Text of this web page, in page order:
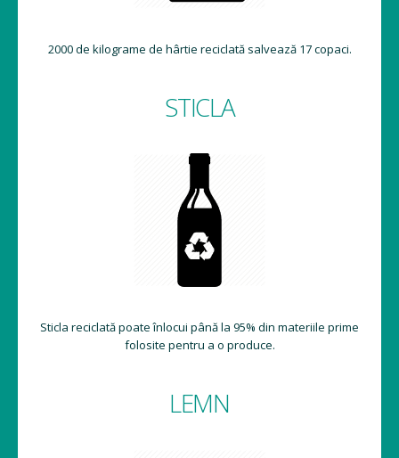
2000 de kilograme de hârtie reciclată salvează 17 copaci.
STICLA
Sticla reciclată poate înlocui până la 95% din materiile prime
folosite pentru a o produce.
LEMN